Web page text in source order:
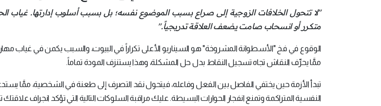
"لا تتحول الخلافات الزوجية إلى صراع بسبب الموضوع نفسه؛ بل بسبب أسلوب إدارتها. غياب
متكرر أو انسحاب صامت يضعف العلاقة تدريجياً."
الوقوع في فخ "الأسطوانة المشروخة" هو السيناريو الأعلى تكراراً في البيوت، والسبب يكمن في غياب مهارة
ممَّا يحرِّف النقاش تجاه تسجيل النقاط بدل حل المشكلة، وهذا يستنزف المودة تماماً.
تبدأ الأزمة حين يختفي الفاصل بين الفعل وفاعله، فيتحول نقد التصرف إلى طعنة في الشخصية، ممَّا
النفسية المتراكمة وتمنع انفجار الحوارات البسيطة. عليك مراقبة السلوكات التالية التي تؤكد انجراف